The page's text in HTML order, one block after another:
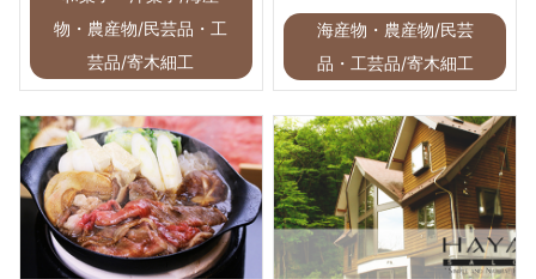
物・農産物/民芸品・工
芸品/寄木細工
海産物・農産物/民芸
品・工芸品/寄木細工